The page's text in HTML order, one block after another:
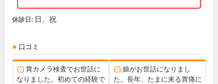
休診日: 日、祝
口コミ
胃カメラ検査でお世話に
なりました。初めての経験で
娘がお世話になりまし
た。長年、たまに来る胃痛に